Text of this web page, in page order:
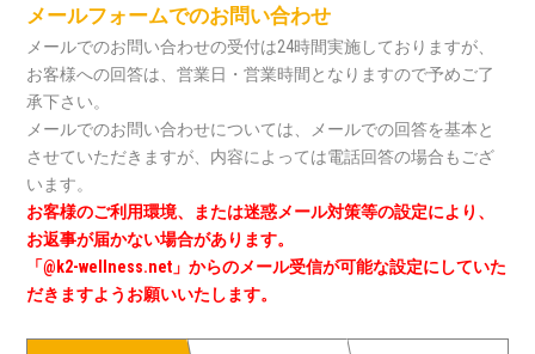
メールフォームでのお問い合わせ
メールでのお問い合わせの受付は24時間実施しておりますが、
お客様への回答は、営業日・営業時間となりますので予めご了
承下さい。
メールでのお問い合わせについては、メールでの回答を基本と
させていただきますが、内容によっては電話回答の場合もござ
います。
お客様のご利用環境、または迷惑メール対策等の設定により、
お返事が届かない場合があります。
「@k2-wellness.net」からのメール受信が可能な設定にしていた
だきますようお願いいたします。